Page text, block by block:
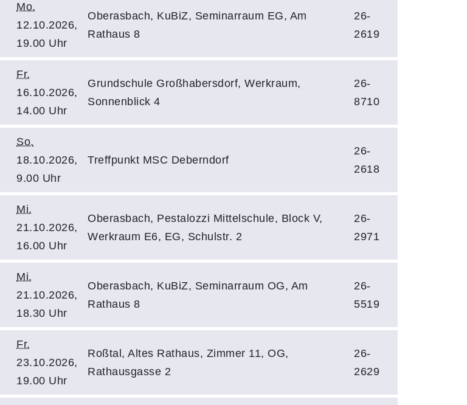
Mo.
12.10.2026,
19.00 Uhr
Oberasbach, KuBiZ, Seminarraum EG, Am
Rathaus 8
26-
2619
Fr.
16.10.2026,
14.00 Uhr
Grundschule Großhabersdorf, Werkraum,
Sonnenblick 4
26-
8710
So.
18.10.2026,
9.00 Uhr
Treffpunkt MSC Deberndorf
26-
2618
Mi.
21.10.2026,
16.00 Uhr
Oberasbach, Pestalozzi Mittelschule, Block V,
Werkraum E6, EG, Schulstr. 2
26-
2971
Mi.
21.10.2026,
18.30 Uhr
Oberasbach, KuBiZ, Seminarraum OG, Am
Rathaus 8
26-
5519
Fr.
23.10.2026,
19.00 Uhr
Roßtal, Altes Rathaus, Zimmer 11, OG,
Rathausgasse 2
26-
2629